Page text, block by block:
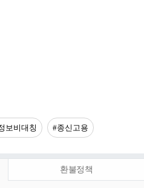
보비대칭 #종신고용
환불정책